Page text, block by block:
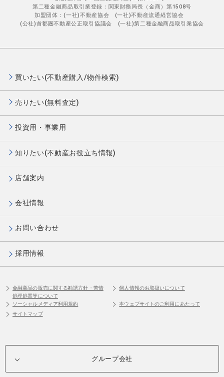
第二種金融商品取引業登録：関東財務局長（金商）第1508号
加盟団体：(一社)不動産協会 (一社)不動産流通経営協会
(公社)首都圏不動産公正取引協議会 (一社)第二種金融商品取引業協会
買いたい(不動産購入/物件検索)
売りたい(無料査定)
投資用・事業用
知りたい(不動産お役立ち情報)
店舗案内
会社情報
お問い合わせ
採用情報
金融商品の販売に関する勧誘方針・苦情
処理処置等について
個人情報のお取扱いについて
ソーシャルメディア利用規約
本ウェブサイトのご利用にあたって
サイトマップ
グループ会社